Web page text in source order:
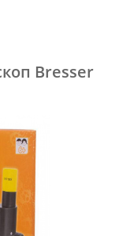
Bresser